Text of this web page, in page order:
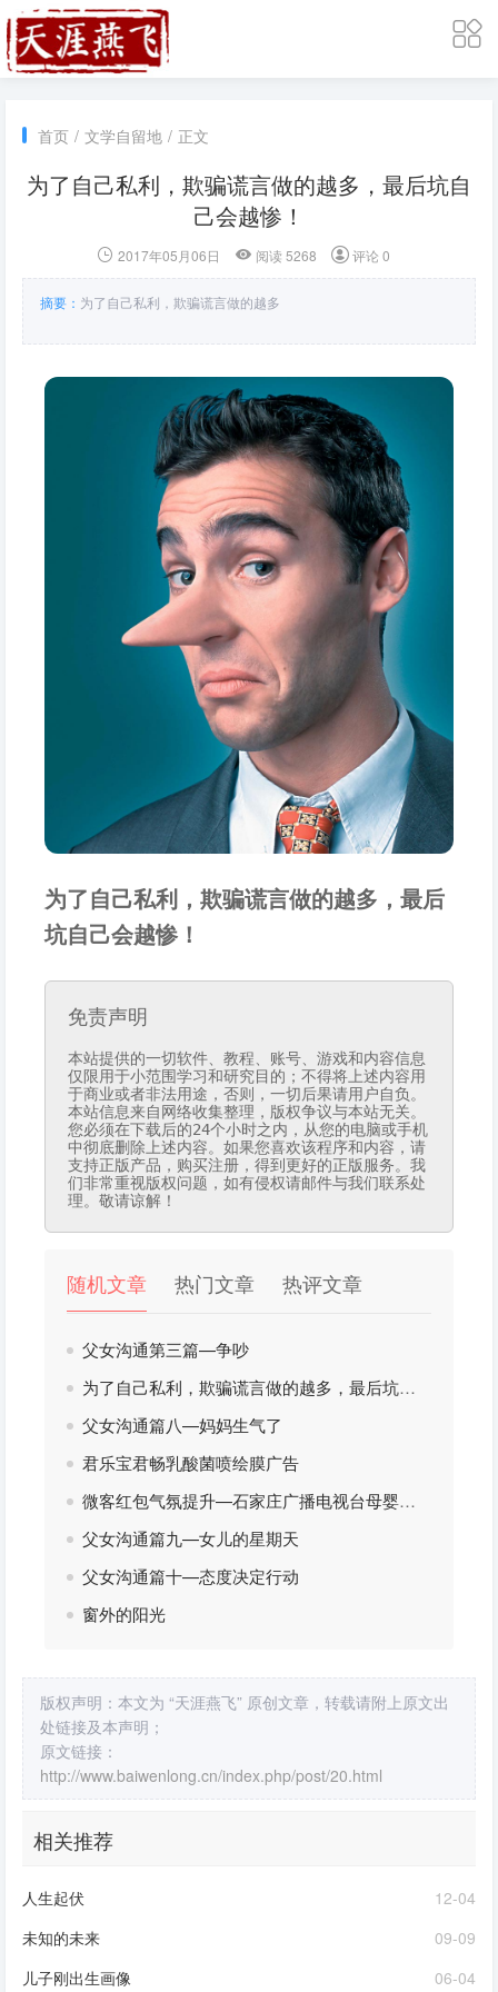
首页 / 文学自留地 / 正文
为了自己私利，欺骗谎言做的越多，最后坑自
己会越惨！
2017年05月06日 阅读 5268 评论 0
摘要： 为了自己私利，欺骗谎言做的越多
为了自己私利，欺骗谎言做的越多，最后
坑自己会越惨！
免责声明
本站提供的一切软件、教程、账号、游戏和内容信息
仅限用于小范围学习和研究目的；不得将上述内容用
于商业或者非法用途，否则，一切后果请用户自负。
本站信息来自网络收集整理，版权争议与本站无关。
您必须在下载后的24个小时之内，从您的电脑或手机
中彻底删除上述内容。如果您喜欢该程序和内容，请
支持正版产品，购买注册，得到更好的正版服务。我
们非常重视版权问题，如有侵权请邮件与我们联系处
理。敬请谅解！
随机文章 热门文章 热评文章
父女沟通第三篇—争吵
为了自己私利，欺骗谎言做的越多，最后坑自己会越惨！
父女沟通篇八—妈妈生气了
君乐宝君畅乳酸菌喷绘膜广告
微客红包气氛提升—石家庄广播电视台母婴派孕妈节活动
父女沟通篇九—女儿的星期天
父女沟通篇十—态度决定行动
窗外的阳光
版权声明：本文为 “天涯燕飞” 原创文章，转载请附上原文出
处链接及本声明；
原文链接：
http://www.baiwenlong.cn/index.php/post/20.html
相关推荐
12-04
人生起伏
09-09
未知的未来
06-04
儿子刚出生画像